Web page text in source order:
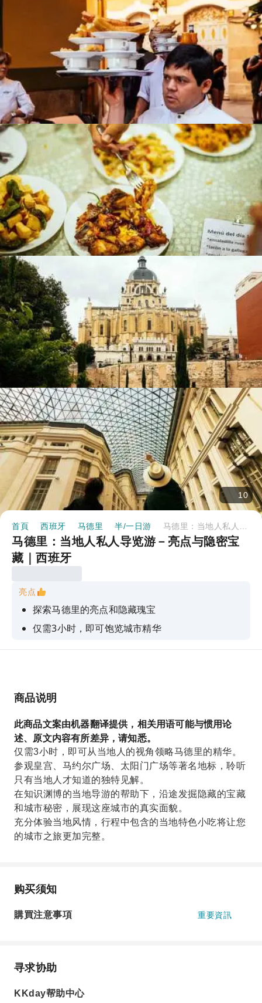
10
首頁 西班牙 马德里 半/一日游
马德里：当地人私人导览游－亮点与隐密宝
藏｜西班牙
亮点
探索马德里的亮点和隐藏瑰宝
仅需3小时，即可饱览城市精华
游览皇宫和马约尔广场等经典景点
商品说明
此商品文案由机器翻译提供，相关用语可能与惯用论
述、原文内容有所差异，请知悉。
仅需3小时，即可从当地人的视角领略马德里的精华。
参观皇宫、马约尔广场、太阳门广场等著名地标，聆听
只有当地人才知道的独特见解。
在知识渊博的当地导游的帮助下，沿途发掘隐藏的宝藏
和城市秘密，展现这座城市的真实面貌。
充分体验当地风情，行程中包含的当地特色小吃将让您
的城市之旅更加完整。
购买须知
購買注意事項 重要資訊
寻求协助
KKday帮助中心